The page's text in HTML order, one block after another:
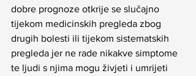
dobre prognoze otkrije se slučajno
tijekom medicinskih pregleda zbog
drugih bolesti ili tijekom sistematskih
pregleda jer ne rade nikakve simptome
te ljudi s njima mogu živjeti i umrijeti